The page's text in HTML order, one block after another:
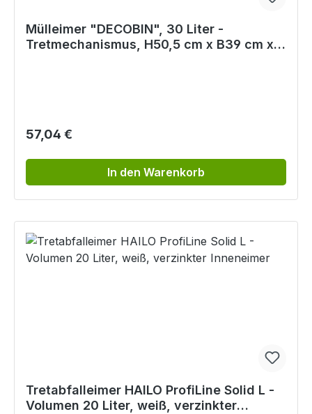
Mülleimer "DECOBIN", 30 Liter -
Tretmechanismus, H50,5 cm x B39 cm x
Regulärer Preis:
57,04 €
In den Warenkorb
Tretabfalleimer HAILO ProfiLine Solid L -
Volumen 20 Liter, weiß, verzinkter